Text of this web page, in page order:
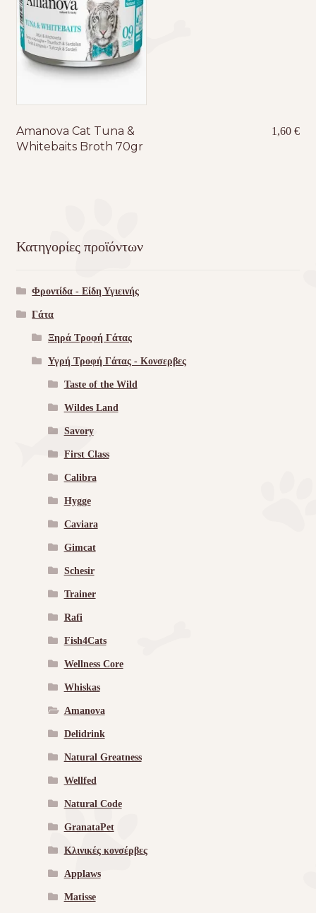
Amanova Cat Tuna &
Whitebaits Broth 70gr
1,60€
Κατηγορίες προϊόντων
Φροντίδα - Είδη Υγιεινής
Γάτα
Ξηρά Τροφή Γάτας
Υγρή Τροφή Γάτας - Kονσερβες
Taste of the Wild
Wildes Land
Savory
First Class
Calibra
Hygge
Caviara
Gimcat
Schesir
Trainer
Rafi
Fish4Cats
Wellness Core
Whiskas
Amanova
Delidrink
Natural Greatness
Wellfed
Natural Code
GranataPet
Κλινικές κονσέρβες
Applaws
Matisse